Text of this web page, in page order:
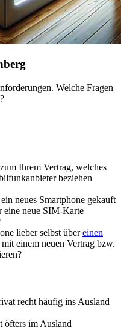
Welche Fragen
Ihrem Vertrag, welches
beziehen
neues Smartphone gekauft
eine neue SIM-Karte
lieber selbst übereinen
einem neuen Vertrag bzw.
recht häufig ins Ausland
öfters im Ausland